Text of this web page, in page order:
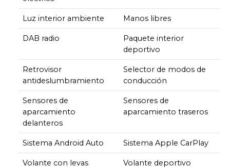
Luz interior ambiente Manos libres
DAB radio
Paquete interior
deportivo
Retrovisor
antideslumbramiento
Selector de modos de
conducción
Sensores de
aparcamiento
delanteros
Sensores de
aparcamiento traseros
Sistema Android Auto Sistema Apple CarPlay
Volante con levas Volante deportivo